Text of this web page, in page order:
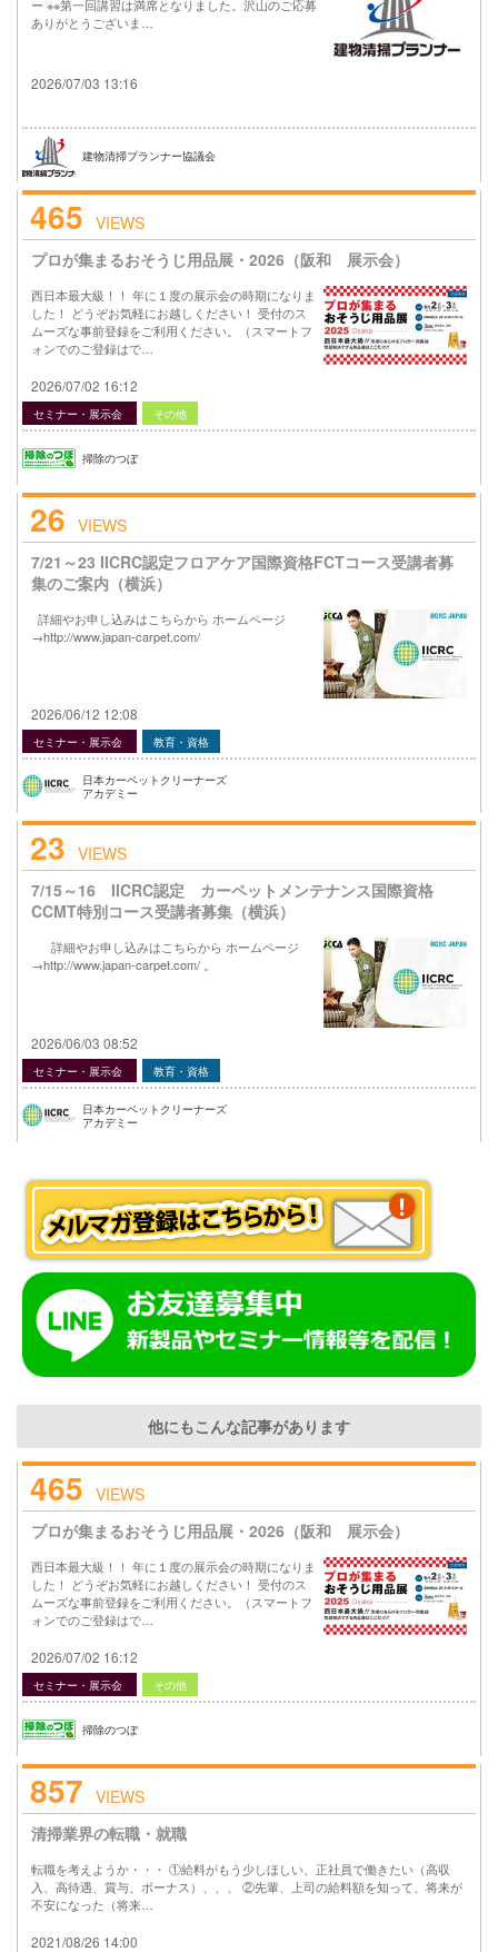
ー ※※第一回講習は満席となりました。沢山のご応募
ありがとうございま…
2026/07/03 13:16
建物清掃プランナー協議会
465 VIEWS
プロが集まるおそうじ用品展・2026（阪和 展示会）
西日本最大級！！ 年に１度の展示会の時期になりま
した！ どうぞお気軽にお越しください！ 受付のス
ムーズな事前登録をご利用ください。（スマートフ
ォンでのご登録はで…
2026/07/02 16:12
セミナー・展示会 その他
掃除のつぼ
26 VIEWS
7/21～23 IICRC認定フロアケア国際資格FCTコース受講者募
集のご案内（横浜）
詳細やお申し込みはこちらから ホームページ
→http://www.japan-carpet.com/
2026/06/12 12:08
セミナー・展示会 教育・資格
日本カーペットクリーナーズ
アカデミー
23 VIEWS
7/15～16 IICRC認定 カーペットメンテナンス国際資格
CCMT特別コース受講者募集（横浜）
詳細やお申し込みはこちらから ホームページ
→http://www.japan-carpet.com/ 。
2026/06/03 08:52
セミナー・展示会 教育・資格
日本カーペットクリーナーズ
アカデミー
他にもこんな記事があります
465 VIEWS
プロが集まるおそうじ用品展・2026（阪和 展示会）
西日本最大級！！ 年に１度の展示会の時期になりま
した！ どうぞお気軽にお越しください！ 受付のス
ムーズな事前登録をご利用ください。（スマートフ
ォンでのご登録はで…
2026/07/02 16:12
セミナー・展示会 その他
掃除のつぼ
857 VIEWS
清掃業界の転職・就職
転職を考えようか・・・ ①給料がもう少しほしい、正社員で働きたい（高収
入、高待遇、賞与、ボーナス）、、、 ②先輩、上司の給料額を知って、将来が
不安になった（将来…
2021/08/26 14:00